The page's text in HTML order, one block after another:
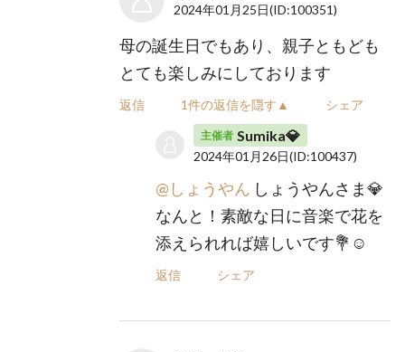
2024年01月25日(ID:100351)
母の誕生日でもあり、親子ともども
とても楽しみにしております
返信 1件の返信を隠す▲ シェア
主催者 Sumika💎
2024年01月26日(ID:100437)
@しょうやん しょうやんさま💎
なんと！素敵な日に音楽で花を
添えられれば嬉しいです💐☺️
返信 シェア